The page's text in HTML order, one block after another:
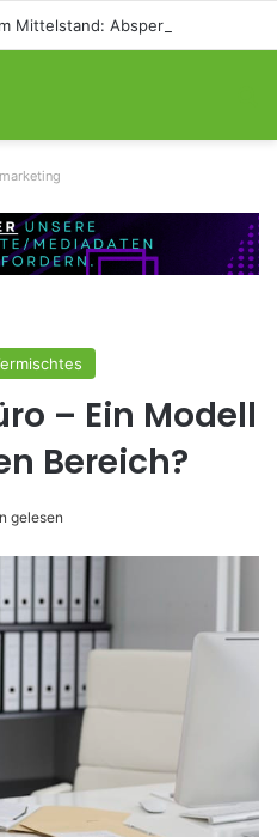
– Ein Modell
Bereich?
gelesen